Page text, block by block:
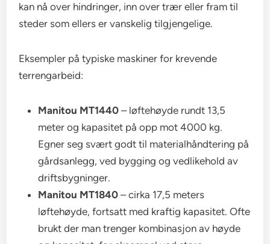
kan nå over hindringer, inn over trær eller fram til
steder som ellers er vanskelig tilgjengelige.
Eksempler på typiske maskiner for krevende
terrengarbeid:
Manitou MT1440 – løftehøyde rundt 13,5
meter og kapasitet på opp mot 4000 kg.
Egner seg svært godt til materialhåndtering på
gårdsanlegg, ved bygging og vedlikehold av
driftsbygninger.
Manitou MT1840 – cirka 17,5 meters
løftehøyde, fortsatt med kraftig kapasitet. Ofte
brukt der man trenger kombinasjon av høyde